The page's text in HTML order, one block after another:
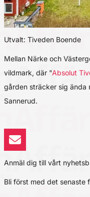
Utvalt: Tiveden Boende
Mellan Närke och
vildmark, där "Absolut
gården sträcker sig ända
Sannerud.
Anmäl dig till vårt
Bli först med det senaste